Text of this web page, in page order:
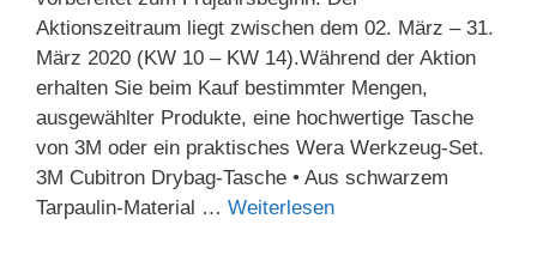
Aktionszeitraum liegt zwischen dem 02. März – 31.
März 2020 (KW 10 – KW 14).Während der Aktion
erhalten Sie beim Kauf bestimmter Mengen,
ausgewählter Produkte, eine hochwertige Tasche
von 3M oder ein praktisches Wera Werkzeug-Set.
3M Cubitron Drybag-Tasche • Aus schwarzem
Tarpaulin-Material … Weiterlesen